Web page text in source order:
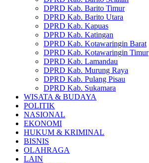
DPRD Kab. Barito Timur
DPRD Kab. Barito Utara
DPRD Kab. Kapuas
DPRD Kab. Katingan
DPRD Kab. Kotawaringin Barat
DPRD Kab. Kotawaringin Timur
DPRD Kab. Lamandau
DPRD Kab. Murung Raya
DPRD Kab. Pulang Pisau
DPRD Kab. Sukamara
WISATA & BUDAYA
POLITIK
NASIONAL
EKONOMI
HUKUM & KRIMINAL
BISNIS
OLAHRAGA
LAIN